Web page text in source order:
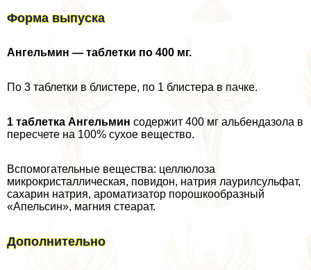
Форма выпуска
Ангельмин — таблетки по 400 мг.
По 3 таблетки в блистере, по 1 блистера в пачке.
1 таблетка Ангельмин содержит 400 мг альбендазола в
пересчете на 100% сухое вещество.
Вспомогательные вещества: целлюлоза
микрокристаллическая, повидон, натрия лаурилсульфат,
сахарин натрия, ароматизатор порошкообразный
«Апельсин», магния стеарат.
Дополнительно